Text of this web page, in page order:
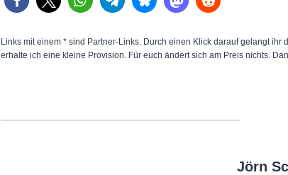
Links mit einem * sind Partner-Links. Durch einen Klick darauf gelangt ihr
erhalte ich eine kleine Provision. Für euch ändert sich am Preis nichts.
Jörn